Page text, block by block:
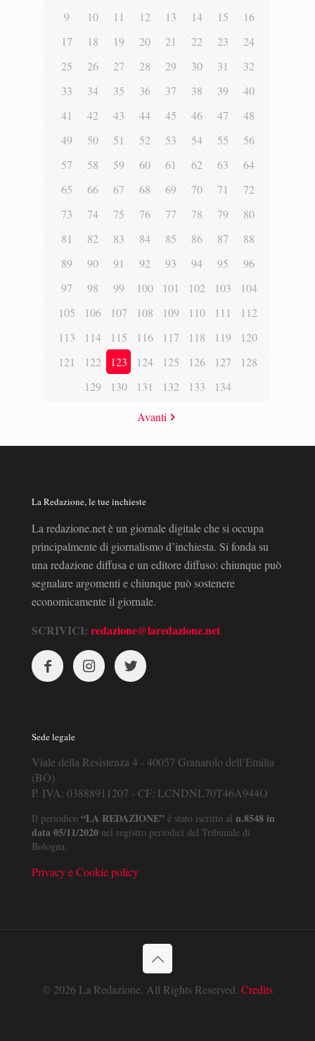
9
10 11 12 13 14 15
16
17
18 19 20 21 22 23
24
25
26 27 28 29 30 31
32
33
34 35 36 37 38 39
40
41
42 43 44 45 46 47
48
49
50 51 52 53 54 55
56
57
58 59 60 61 62 63
64
65
66 67 68 69 70 71
72
73
74 75 76 77 78 79
80
81
82 83 84 85 86 87
88
89
90 91 92 93 94 95
96
97
98 99 100 101 102 103
104
105
106 107 108 109 110 111
112
113
114 115 116 117 118 119
120
121
122 123 124 125 126 127
128
129
130 131 132 133 134
Avanti
La Redazione, le tue inchieste
La redazione.net è un giornale digitale che si occupa
principalmente di giornalismo d’inchiesta. Si fonda su
una redazione diffusa e un editore diffuso: chiunque può
segnalare argomenti e chiunque può sostenere
economicamente il giornale.
SCRIVICI: redazione@laredazione.net
Sede legale
Viale della Resistenza 4 - 40057 Granarolo dell’Emilia
(BO)
P. IVA: 03888911207 - CF: LCNDNL70T46A944O
Il periodico “LA REDAZIONE” è stato iscritto al n.8548 in
data 05/11/2020 nel registro periodici del Tribunale di
Bologna.
Privacy e Cookie policy
© 2026 La Redazione. All Rights Reserved. Credits